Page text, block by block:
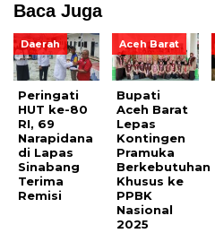
Baca Juga
Daerah
Peringati
HUT ke-80
RI, 69
Narapidana
di Lapas
Sinabang
Terima
Remisi
Aceh Barat
Bupati
Aceh Barat
Lepas
Kontingen
Pramuka
Berkebutuhan
Khusus ke
PPBK
Nasional
2025